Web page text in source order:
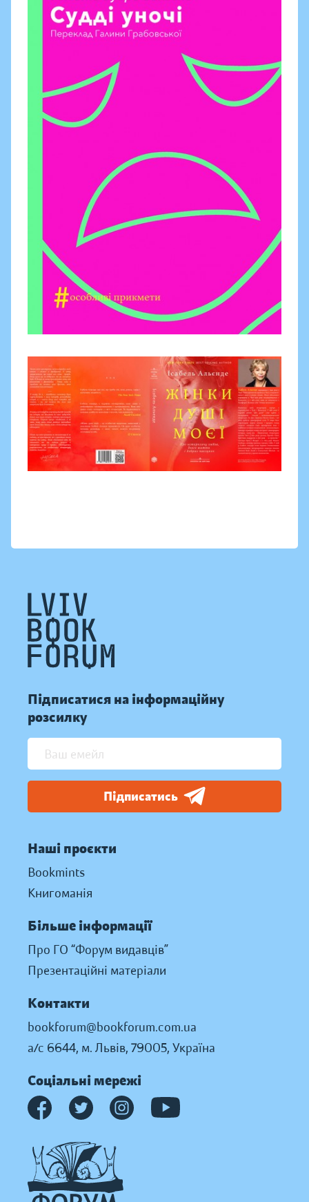
Підписатися на інформаційну
розсилку
Підписатись
Наші проєкти
Bookmints
Книгоманія
Більше інформації
Про ГО “Форум видавців”
Презентаційні матеріали
Контакти
bookforum@bookforum.com.ua
а/с 6644, м. Львів, 79005, Україна
Соціальні мережі